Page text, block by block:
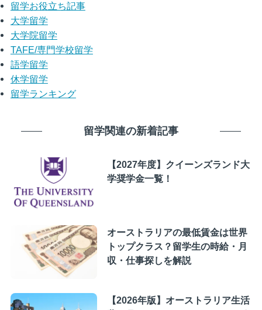
留学お役立ち記事
大学留学
大学院留学
TAFE/専門学校留学
語学留学
休学留学
留学ランキング
留学関連の新着記事
【2027年度】クイーンズランド大
学奨学金一覧！
オーストラリアの最低賃金は世界
トップクラス？留学生の時給・月
収・仕事探しを解説
【2026年版】オーストラリア生活